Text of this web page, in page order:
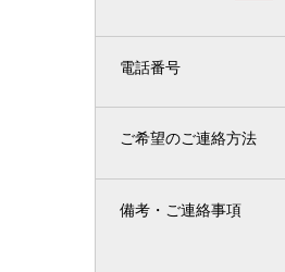
電話番号
ご希望のご連絡方法
備考・ご連絡事項